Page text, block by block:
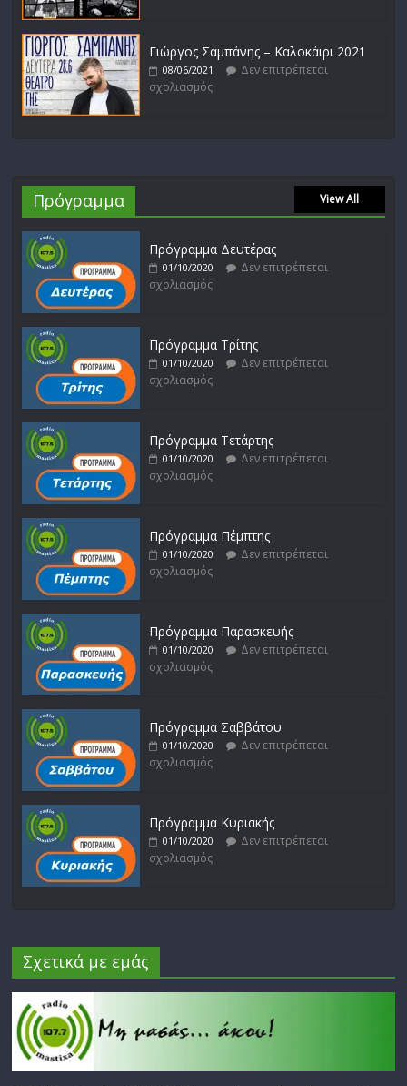
Γιώργος Σαμπάνης – Καλοκάιρι 2021
08/06/2021
Δεν επιτρέπεται
σχολιασμός
Πρόγραμμα View All
Πρόγραμμα Δευτέρας
01/10/2020
Δεν επιτρέπεται
σχολιασμός
Πρόγραμμα Τρίτης
01/10/2020
Δεν επιτρέπεται
σχολιασμός
Πρόγραμμα Τετάρτης
01/10/2020
Δεν επιτρέπεται
σχολιασμός
Πρόγραμμα Πέμπτης
01/10/2020
Δεν επιτρέπεται
σχολιασμός
Πρόγραμμα Παρασκευής
01/10/2020
Δεν επιτρέπεται
σχολιασμός
Πρόγραμμα Σαββάτου
01/10/2020
Δεν επιτρέπεται
σχολιασμός
Πρόγραμμα Κυριακής
01/10/2020
Δεν επιτρέπεται
σχολιασμός
Σχετικά με εμάς